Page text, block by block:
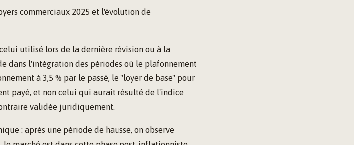
commerciaux 2025 et l'évolution de
utilisé lors de la dernière révision ou à la
dans l'intégration des périodes où le plafonnement
à 3,5 % par le passé, le "loyer de base" pour
payé, et non celui qui aurait résulté de l'indice
validée juridiquement.
: après une période de hausse, on observe